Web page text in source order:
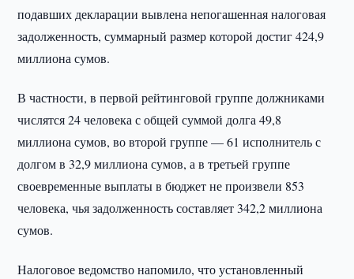
подавших декларации вывлена непогашенная налоговая
задолженность, суммарный размер которой достиг 424,9
миллиона сумов.
В частности, в первой рейтинговой группе должниками
числятся 24 человека с общей суммой долга 49,8
миллиона сумов, во второй группе — 61 исполнитель с
долгом в 32,9 миллиона сумов, а в третьей группе
своевременные выплаты в бюджет не произвели 853
человека, чья задолженность составляет 342,2 миллиона
сумов.
Налоговое ведомство напомило, что установленный